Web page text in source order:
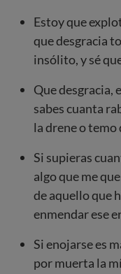
Estoy que
que desgracia
insólito, y sé
Que desgracia,
sabes cuanta
la drene o temo
Si supieras
algo que me
de aquello que
enmendar ese
Si enojarse es
por muerta la